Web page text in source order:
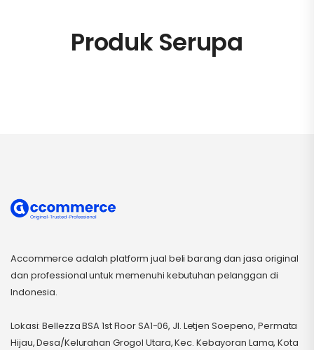
Produk Serupa
Accommerce adalah platform jual beli barang dan jasa original
dan professional untuk memenuhi kebutuhan pelanggan di
Indonesia.
Lokasi: Bellezza BSA 1st Floor SA1-06, Jl. Letjen Soepeno, Permata
Hijau, Desa/Kelurahan Grogol Utara, Kec. Kebayoran Lama, Kota